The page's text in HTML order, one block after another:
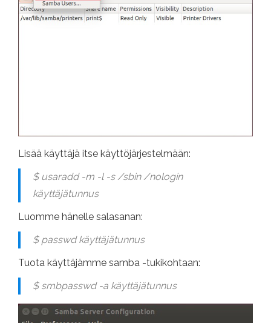
Lisää käyttäjä itse käyttöjärjestelmään:
$ usaradd -m -l -s /sbin /nologin
käyttäjätunnus
Luomme hänelle salasanan:
$ passwd käyttäjätunnus
Tuota käyttäjämme samba -tukikohtaan:
$ smbpasswd -a käyttäjätunnus